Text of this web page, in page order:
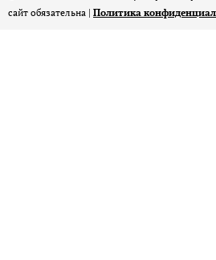
сайт обязательна | Политика